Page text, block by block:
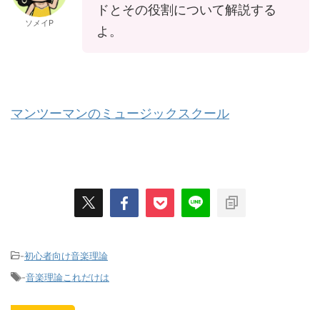
ソメイP
ドとその役割について解説する
よ。
マンツーマンのミュージックスクール
-初心者向け音楽理論
-音楽理論これだけは